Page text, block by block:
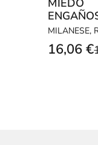
MIEDO
NO
ALTURA,
MILANESE,
16,06 €